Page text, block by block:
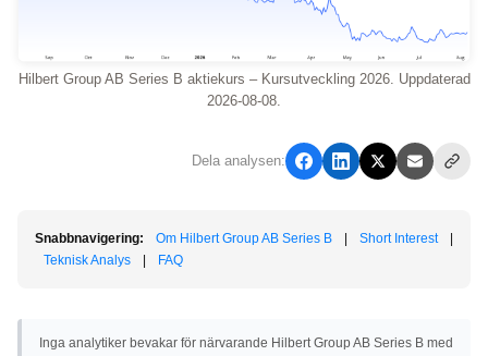
Hilbert Group AB Series B aktiekurs – Kursutveckling 2026. Uppdaterad
2026-08-08.
Dela analysen:
Snabbnavigering: Om Hilbert Group AB Series B Short Interest
Teknisk Analys
FAQ
Inga analytiker bevakar för närvarande Hilbert Group AB Series B med